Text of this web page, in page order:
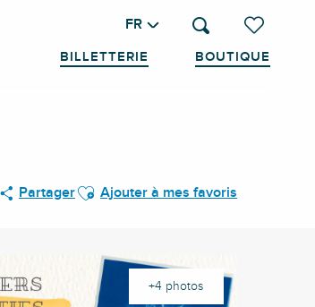
Voir les
Recherche
FR
BILLETTERIE BOUTIQUE
PartagerAjouter aux favoris
Ajouter à mes favoris
+4 photos